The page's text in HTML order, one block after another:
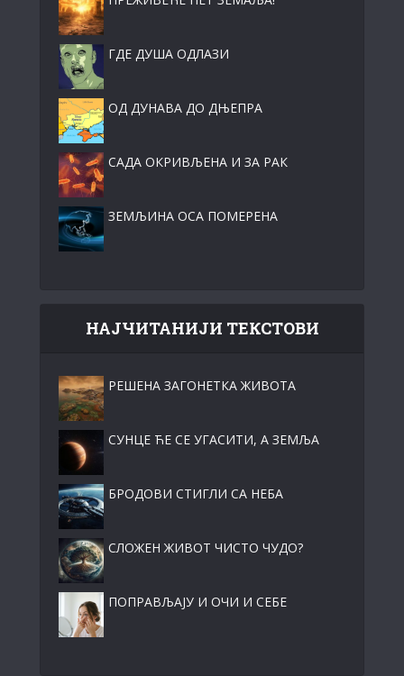
ГДЕ ДУША ОДЛАЗИ
ОД ДУНАВА ДО ДЊЕПРА
САДА ОКРИВЉЕНА И ЗА РАК
ЗЕМЉИНА ОСА ПОМЕРЕНА
НАЈЧИТАНИЈИ ТЕКСТОВИ
РЕШЕНА ЗАГОНЕТКА ЖИВОТА
СУНЦЕ ЋЕ СЕ УГАСИТИ, А ЗЕМЉА
БРОДОВИ СТИГЛИ СА НЕБА
СЛОЖЕН ЖИВОТ ЧИСТО ЧУДО?
ПОПРАВЉАЈУ И ОЧИ И СЕБЕ